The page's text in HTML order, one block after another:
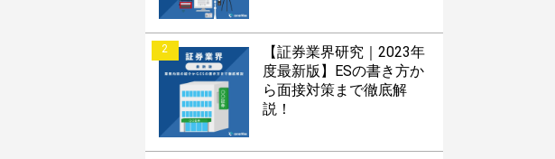
2
【証券業界研究｜2023年
度最新版】ESの書き方か
ら面接対策まで徹底解
説！